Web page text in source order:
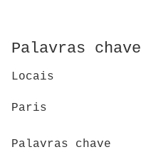
Palavras chave
Locais
Paris
Palavras chave